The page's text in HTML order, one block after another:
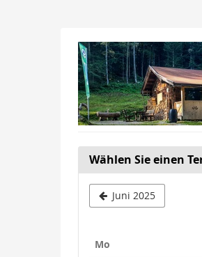
Wählen Sie einen
Juni 2025
Mo